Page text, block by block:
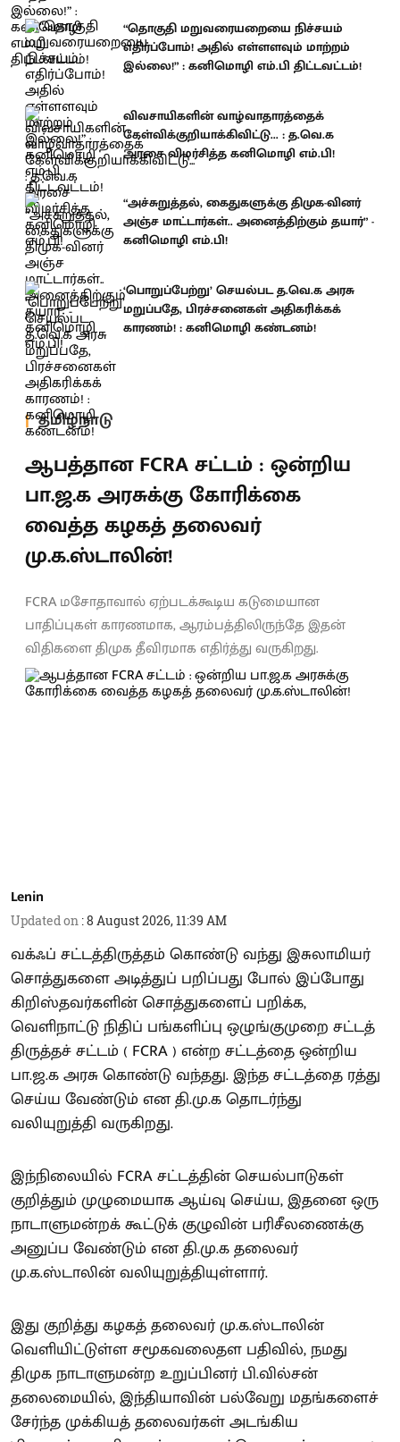
“தொகுதி மறுவரையறையை நிச்சயம்
எதிர்ப்போம்! அதில் எள்ளளவும் மாற்றம்
இல்லை!” : கனிமொழி எம்.பி திட்டவட்டம்!
விவசாயிகளின் வாழ்வாதாரத்தைக்
கேள்விக்குறியாக்கிவிட்டு... : த.வெ.க
அரசை விமர்சித்த கனிமொழி எம்.பி!
“அச்சுறுத்தல், கைதுகளுக்கு திமுக-வினர்
அஞ்ச மாட்டார்கள்.. அனைத்திற்கும் தயார்” -
கனிமொழி எம்.பி!
‘பொறுப்பேற்று’ செயல்பட த.வெ.க அரசு
மறுப்பதே, பிரச்சனைகள் அதிகரிக்கக்
காரணம்! : கனிமொழி கண்டனம்!
தமிழ்நாடு
ஆபத்தான FCRA சட்டம் : ஒன்றிய
பா.ஜ.க அரசுக்கு கோரிக்கை
வைத்த கழகத் தலைவர்
மு.க.ஸ்டாலின்!
FCRA மசோதாவால் ஏற்படக்கூடிய கடுமையான
பாதிப்புகள் காரணமாக, ஆரம்பத்திலிருந்தே இதன்
விதிகளை திமுக தீவிரமாக எதிர்த்து வருகிறது.
Lenin
Updated on :8 August 2026, 11:39 AM
வக்ஃப் சட்டத்திருத்தம் கொண்டு வந்து இசுலாமியர்
சொத்துகளை அடித்துப் பறிப்பது போல் இப்போது
கிறிஸ்தவர்களின் சொத்துகளைப் பறிக்க,
வெளிநாட்டு நிதிப் பங்களிப்பு ஒழுங்குமுறை சட்டத்
திருத்தச் சட்டம் ( FCRA ) என்ற சட்டத்தை ஒன்றிய
பா.ஜ.க அரசு கொண்டு வந்தது. இந்த சட்டத்தை ரத்து
செய்ய வேண்டும் என தி.மு.க தொடர்ந்து
வலியுறுத்தி வருகிறது.
இந்நிலையில் FCRA சட்டத்தின் செயல்பாடுகள்
குறித்தும் முழுமையாக ஆய்வு செய்ய, இதனை ஒரு
நாடாளுமன்றக் கூட்டுக் குழுவின் பரிசீலணைக்கு
அனுப்ப வேண்டும் என தி.மு.க தலைவர்
மு.க.ஸ்டாலின் வலியுறுத்தியுள்ளார்.
இது குறித்து கழகத் தலைவர் மு.க.ஸ்டாலின்
வெளியிட்டுள்ள சமூகவலைதள பதிவில், நமது
திமுக நாடாளுமன்ற உறுப்பினர் பி.வில்சன்
தலைமையில், இந்தியாவின் பல்வேறு மதங்களைச்
சேர்ந்த முக்கியத் தலைவர்கள் அடங்கிய